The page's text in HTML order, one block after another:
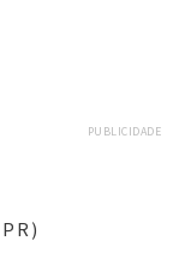
PUBLICIDADE